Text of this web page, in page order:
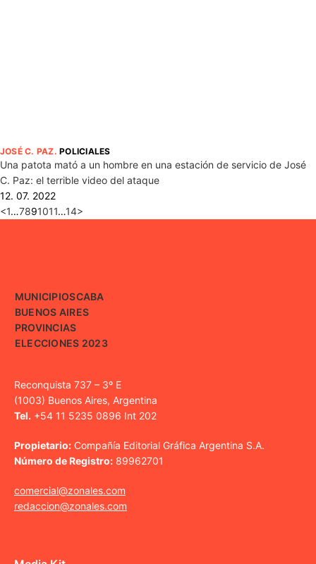
JOSÉ C. PAZ.POLICIALES
Una patota mató a un hombre en una estación de servicio de José
C. Paz: el terrible video del ataque
12. 07. 2022
<1…7891011…14>
MUNICIPIOSCABA
BUENOS AIRES
PROVINCIAS
ELECCIONES 2023
Reconquista 737 – 3º E
(1003) Buenos Aires, Argentina
Tel. +54 11 5235 0896 Int 202
Propietario: Compañía Editorial Gráfica Argentina S.A.
Número de Registro: 89962701
comercial@zonales.com
redaccion@zonales.com